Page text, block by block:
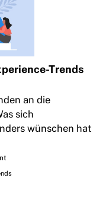
Trends
an die
sich
wünschen hat